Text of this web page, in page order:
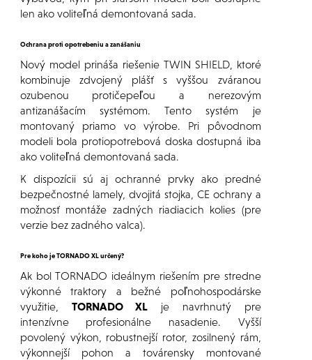
len ako voliteľná demontovaná sada.
Ochrana proti opotrebeniu a zanášaniu
Nový model prináša riešenie TWIN SHIELD, ktoré
kombinuje zdvojený plášť s vyššou zváranou
ozubenou protičepeľou a nerezovým
antizanášacím systémom. Tento systém je
montovaný priamo vo výrobe. Pri pôvodnom
modeli bola protiopotrebová doska dostupná iba
ako voliteľná demontovaná sada.
K dispozícii sú aj ochranné prvky ako predné
bezpečnostné lamely, dvojitá stojka, CE ochrany a
možnosť montáže zadných riadiacich kolies (pre
verzie bez zadného valca).
Pre koho je TORNADO XL určený?
Ak bol TORNADO ideálnym riešením pre stredne
výkonné traktory a bežné poľnohospodárske
využitie, TORNADO XL je navrhnutý pre
intenzívne profesionálne nasadenie. Vyšší
povolený výkon, robustnejší rotor, zosilnený rám,
výkonnejší pohon a továrensky montované